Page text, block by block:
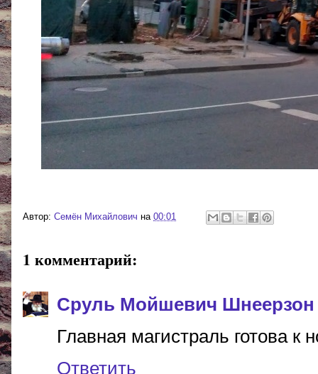
Автор: Cемён Михайлович на 00:01
1 комментарий:
Сруль Мойшевич Шнеерзон
Главная магистраль готова
Ответить